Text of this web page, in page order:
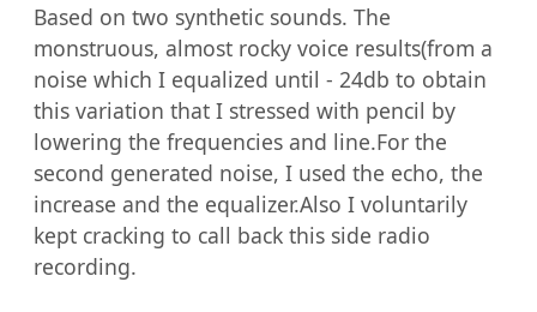
Based on two synthetic sounds. The
monstruous, almost rocky voice results(from a
noise which I equalized until - 24db to obtain
this variation that I stressed with pencil by
lowering the frequencies and line.For the
second generated noise, I used the echo, the
increase and the equalizer.Also I voluntarily
kept cracking to call back this side radio
recording.